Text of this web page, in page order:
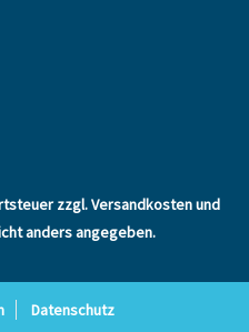
zzgl.Versandkostenund
anders angegeben.
Datenschutz